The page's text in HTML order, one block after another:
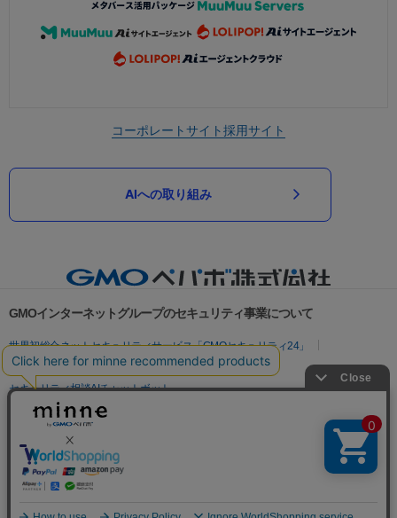
コーポレートサイト採用サイト
AIへの取り組み
GMOインターネットグループのセキュリティ事業について
世界初総合ネットセキュリティサービス「GMOセキュリティ24」
パスワード漏洩診断
Webサイトリスク診断
セキュリティ相談AIチャットボット
実在証明・盗聴対策
サイバー攻撃対策（GMO Flatt Security）
セキュリティ事業の軌跡